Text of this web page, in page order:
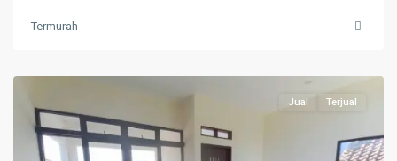
Termurah
Jual Terjual